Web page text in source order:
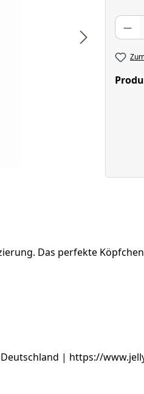
Das perfekte
| https://